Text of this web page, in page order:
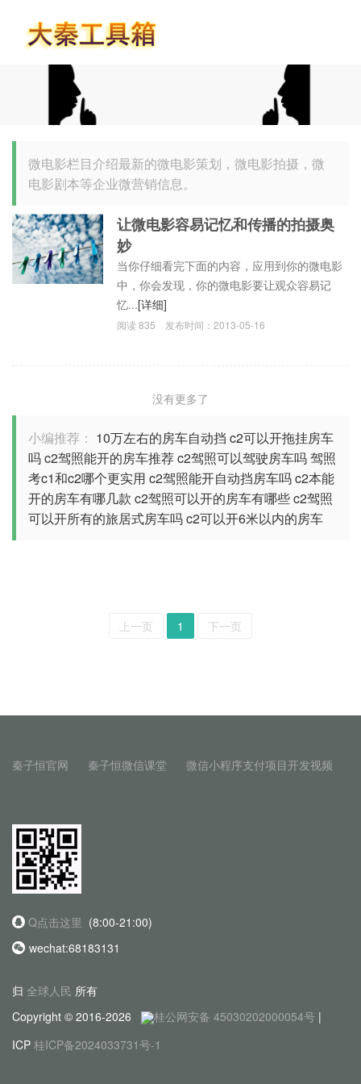
微电影栏目介绍最新的微电影策划，微电影拍摄，微
电影剧本等企业微营销信息。
让微电影容易记忆和传播的拍摄奥
妙
当你仔细看完下面的内容，应用到你的微电影
中，你会发现，你的微电影要让观众容易记
忆...[详细]
阅读835 发布时间：2013-05-16
没有更多了
小编推荐： 10万左右的房车自动挡 c2可以开拖挂房车
吗c2驾照能开的房车推荐c2驾照可以驾驶房车吗驾照
考c1和c2哪个更实用 c2驾照能开自动挡房车吗c2本能
开的房车有哪几款 c2驾照可以开的房车有哪些c2驾照
可以开所有的旅居式房车吗c2可以开6米以内的房车
上一页 1 下一页
秦子恒官网 秦子恒微信课堂 微信小程序支付项目开发视频
Q点击这里 (8:00-21:00)
wechat:68183131
归 全球人民 所有
Copyright © 2016-2026
桂公网安备 45030202000054号 |
ICP 桂ICP备2024033731号-1